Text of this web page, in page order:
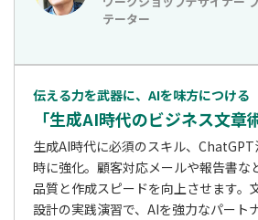
テーター
伝える力を武器に、AIを味方につける
「生成AI時代のビジネス文章
生成AI時代に必須のスキル、
時に強化。顧客対応メールや報告書な
品質と作成スピードを向上させます。
設計の実践演習で、AIを強力なパート